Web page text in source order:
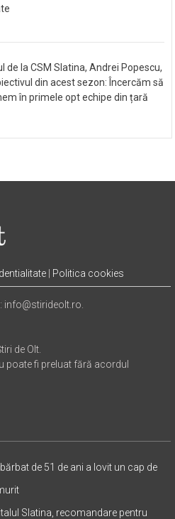
de la CSM Slatina, Andrei Popescu,
din acest sezon: Încercăm să
în primele opt echipe din țară
Politica cookies
info@stirideolt.ro.
de Olt.
poate fi preluat fără acordul
de 51 de ani a lovit un cap de
Slatina, recomandare pentru